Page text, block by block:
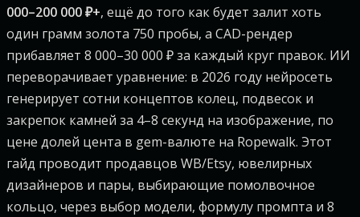
000–200 000 ₽+, ещё до того как будет залит хоть
один грамм золота 750 пробы, а CAD-рендер
прибавляет 8 000–30 000 ₽ за каждый круг правок. ИИ
переворачивает уравнение: в 2026 году нейросеть
генерирует сотни концептов колец, подвесок и
закрепок камней за 4–8 секунд на изображение, по
цене долей цента в gem-валюте на Ropewalk. Этот
гайд проводит продавцов WB/Etsy, ювелирных
дизайнеров и пары, выбирающие помолвочное
кольцо, через выбор модели, формулу промпта и 8